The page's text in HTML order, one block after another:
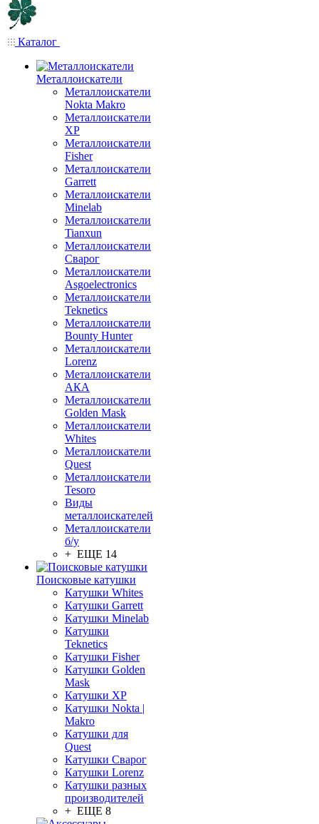
Каталог
Металлоискатели
Металлоискатели
Nokta Makro
Металлоискатели
XP
Металлоискатели
Fisher
Металлоискатели
Garrett
Металлоискатели
Minelab
Металлоискатели
Tianxun
Металлоискатели
Сварог
Металлоискатели
Asgoelectronics
Металлоискатели
Teknetics
Металлоискатели
Bounty Hunter
Металлоискатели
Lorenz
Металлоискатели
АКА
Металлоискатели
Golden Mask
Металлоискатели
Whites
Металлоискатели
Quest
Металлоискатели
Tesoro
Виды
металлоискателей
Металлоискатели
б/у
+ ЕЩЕ 14
Поисковые катушки
Катушки Whites
Катушки Garrett
Катушки Minelab
Катушки
Teknetics
Катушки Fisher
Катушки Golden
Mask
Катушки XP
Катушки Nokta |
Makro
Катушки для
Quest
Катушки Сварог
Катушки Lorenz
Катушки разных
производителей
+ ЕЩЕ 8